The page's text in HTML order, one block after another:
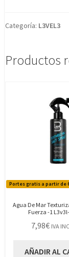
Categoría: L3VEL3
Productos
Portes gratis a partir de
Agua De Mar
Fuerza -1
7,98€ IVA
AÑADIR AL